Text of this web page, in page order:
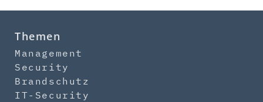
Themen
Management
Security
Brandschutz
IT-Security